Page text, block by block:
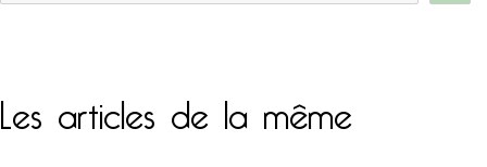
Les articles de la même